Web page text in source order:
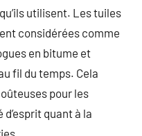
utilisent. Les tuiles
considérées comme
en bitume et
fil du temps. Cela
pour les
quant à la